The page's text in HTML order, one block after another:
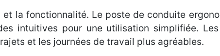
la fonctionnalité. Le poste de conduite
intuitives pour une utilisation simplifiée.
et les journées de travail plus agréables.